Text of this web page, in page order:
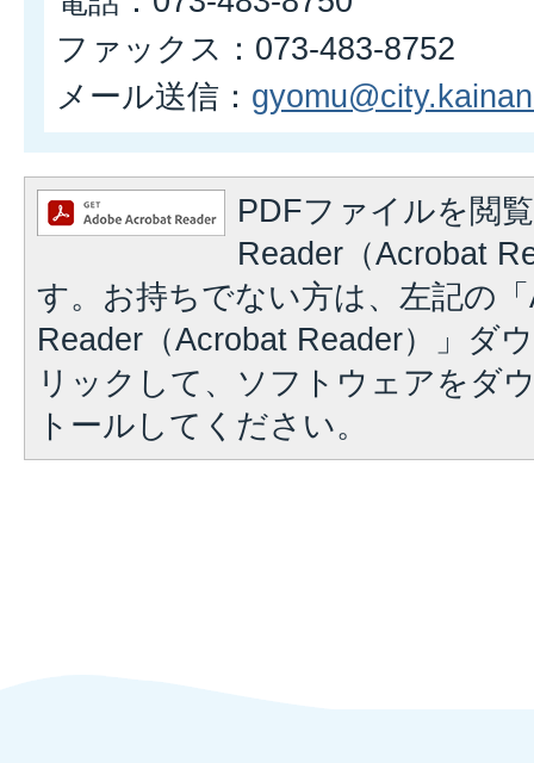
ファックス：073-483-8752
メール送信：
PDFファイルを閲
Reader（Acrobat
す。お持ちでない方は、左記の
Reader（Acrobat Reader）」ダ
リックして、ソフトウェアをダ
トールしてください。